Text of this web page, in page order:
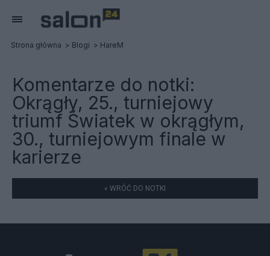
Strona główna Blogi HareM
Komentarze do notki:
Okrągły, 25., turniejowy
triumf Światek w okrągłym,
30., turniejowym finale w
karierze
« WRÓĆ DO NOTKI